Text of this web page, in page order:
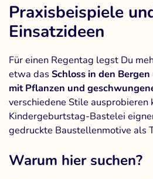
Praxisbeispiele
Einsatzideen
Für einen Regentag legst Du
etwa das Schloss in den Bergen
mit Pflanzen und
verschiedene Stile ausprobieren
Kindergeburtstag-Bastelei
gedruckte Baustellenmotive als
Warum hier suchen?